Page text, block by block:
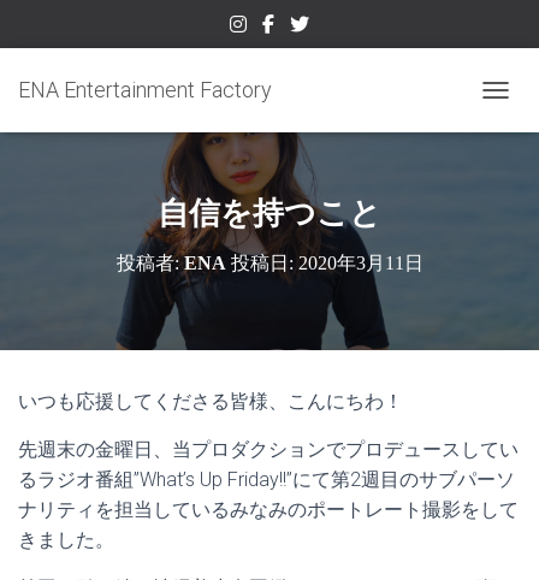
ENA Entertainment Factory
自信を持つこと
投稿者:ENA 投稿日: 2020年3月11日
いつも応援してくださる皆様、こんにちわ！
先週末の金曜日、当プロダクションでプロデュースしてい
るラジオ番組”What’s Up Friday!!”にて第2週目のサブパーソ
ナリティを担当しているみなみのポートレート撮影をして
きました。